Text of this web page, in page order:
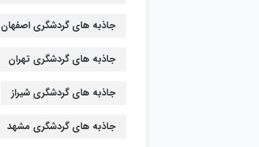
جاذبه های گردشگری اصفهان
جاذبه های گردشگری تهران
جاذبه های گردشگری شیراز
جاذبه های گردشگری مشهد